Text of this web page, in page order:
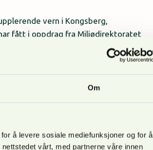
Om
å levere sosiale mediefunksjoner og for å
vårt, med partnerne våre innen
vern i Kongsberg,
fått i oppdrag fra Miljødirektoratet
forankret i Stortingsmelding 14
i Norge….